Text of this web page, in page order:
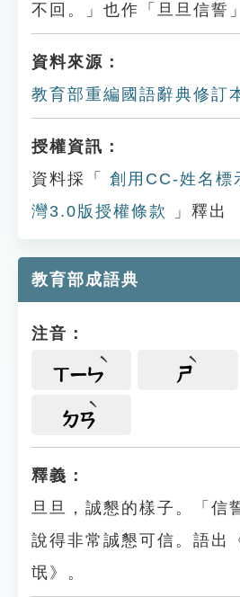
不回。」也作「旦旦信誓
資料來源：
教育部重編國語辭典修訂
授權資訊：
資料採「
創用CC-姓名標
灣3.0版授權條款
」釋出
教育部成語典
注音：
ㄒㄧㄣ ㄕ
ㄉㄢ
釋義：
旦旦，誠懇的樣子。「信
說得非常誠懇可信。語出
氓》。